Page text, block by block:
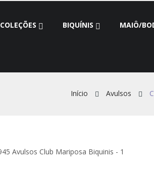
COLEÇÕES BIQUÍNIS MAIÔ/
Início Avulsos